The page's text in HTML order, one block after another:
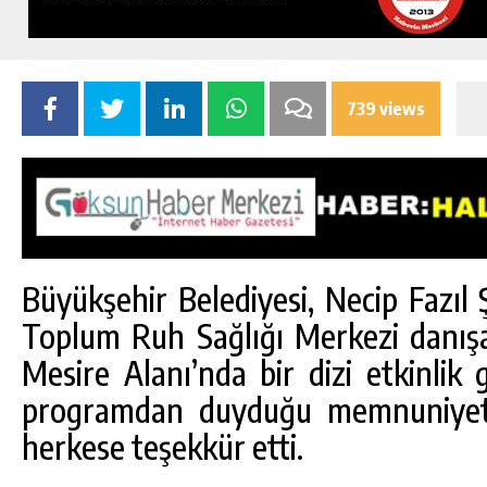
739 views
Büyükşehir Belediyesi, Necip
Toplum Ruh Sağlığı Merkezi
Mesire Alanı’nda bir dizi etkinlik
programdan duyduğu
herkese teşekkür etti.